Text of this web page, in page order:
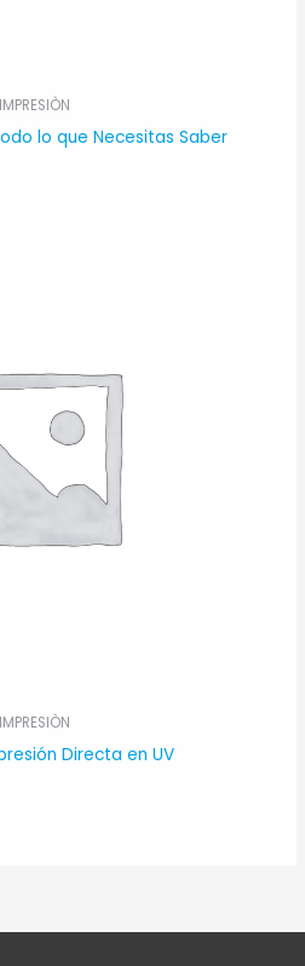
IMPRESIÒN
lo que Necesitas Saber
IMPRESIÒN
Directa en UV